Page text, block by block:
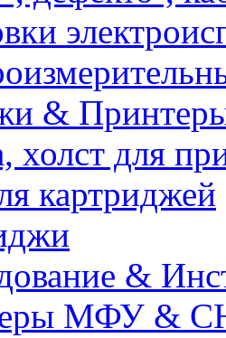
&
холст для
картриджей
&
МФУ &